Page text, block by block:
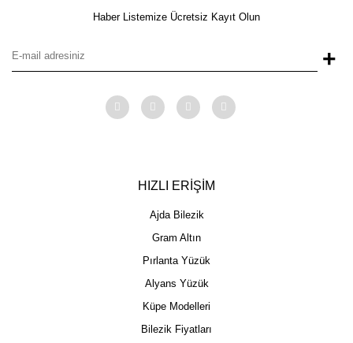
Haber Listemize Ücretsiz Kayıt Olun
+
HIZLI ERİŞİM
Ajda Bilezik
Gram Altın
Pırlanta Yüzük
Alyans Yüzük
Küpe Modelleri
Bilezik Fiyatları